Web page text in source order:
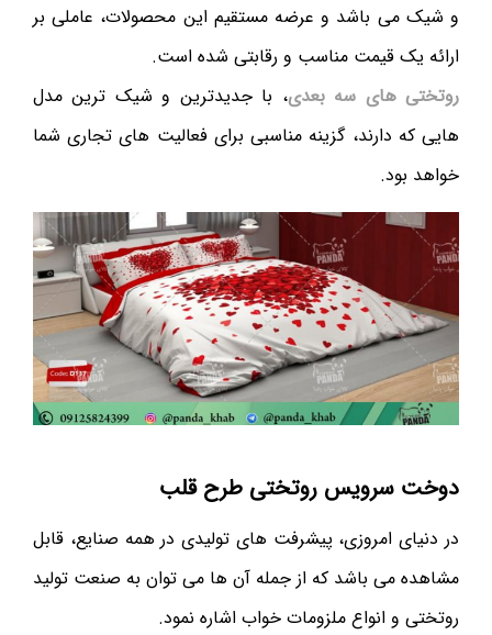
و شیک می باشد و عرضه مستقیم این محصولات، عاملی بر
ارائه یک قیمت مناسب و رقابتی شده است.
روتختی های سه بعدی، با جدیدترین و شیک ترین مدل
هایی که دارند، گزینه مناسبی برای فعالیت های تجاری شما
خواهد بود.
دوخت سرویس روتختی طرح قلب
در دنیای امروزی، پیشرفت های تولیدی در همه صنایع، قابل
مشاهده می باشد که از جمله آن ها می توان به صنعت تولید
روتختی و انواع ملزومات خواب اشاره نمود.